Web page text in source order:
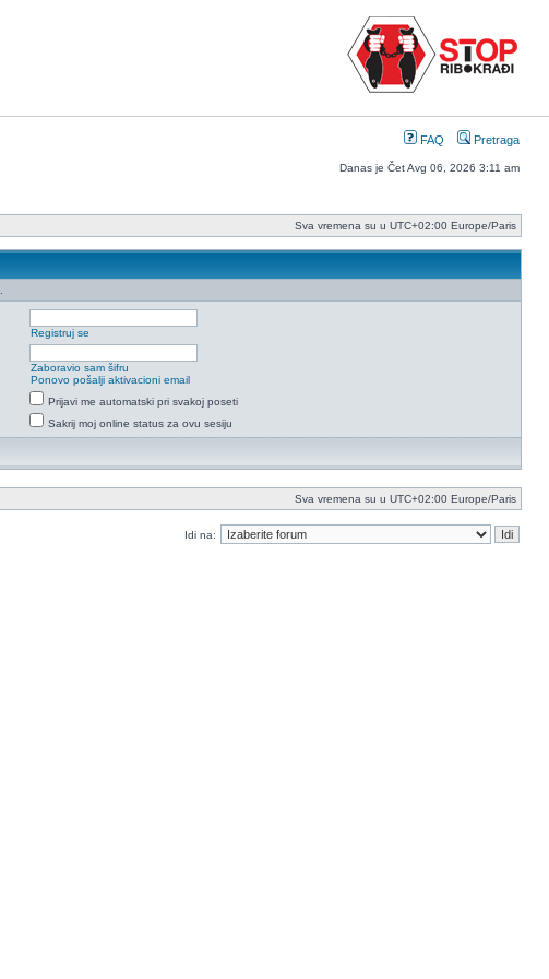
FAQ Pretraga
Danas je Čet Avg 06, 2026 3:11 am
Sva vremena su u UTC+02:00 Europe/Paris
Registruj se
Zaboravio sam šifru
Ponovo pošalji aktivacioni email
Prijavi me automatski pri svakoj poseti
Sakrij moj online status za ovu sesiju
Sva vremena su u UTC+02:00 Europe/Paris
Idi na: